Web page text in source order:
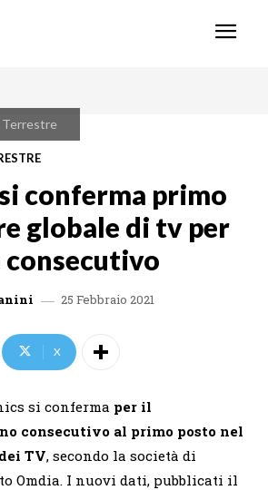
conferma primo
globale di tv per
consecutivo
25 Febbraio 2021
X
si conferma per il
consecutivo al primo posto nel
TV, secondo la società di
Omdia. I nuovi dati, pubblicati il